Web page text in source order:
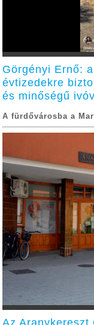
Görgényi Ernő:
évtizedekre
és minőségű
A fürdővárosba a